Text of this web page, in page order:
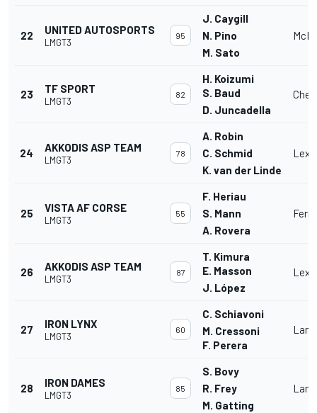
22 UNITED AUTOSPORTS
LMGT3
95
J. Caygill
N. Pino
M. Sato
23 TF SPORT
LMGT3
82
H. Koizumi
S. Baud
D. Juncadella
24 AKKODIS ASP TEAM
LMGT3
78
A. Robin
C. Schmid
K. van der Linde
25 VISTA AF CORSE
LMGT3
55
F. Heriau
S. Mann
A. Rovera
26 AKKODIS ASP TEAM
LMGT3
87
T. Kimura
E. Masson
J. López
27 IRON LYNX
LMGT3
60
C. Schiavoni
M. Cressoni
F. Perera
28 IRON DAMES
LMGT3
85
S. Bovy
R. Frey
M. Gatting